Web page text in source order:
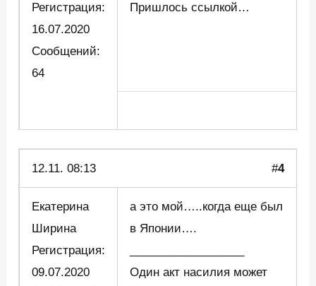
Регистрация:
16.07.2020
Сообщений:
64
Пришлось ссылкой…
12.11. 08:13 #4
Екатерина
Ширина
Регистрация:
09.07.2020
а это мой…..когда еще был
в Японии….
Один акт насилия может